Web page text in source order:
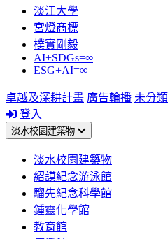
淡江大學
宮燈商標
樸實剛毅
AI+SDGs=∞
ESG+AI=∞
卓越及深耕計畫 廣告輪播 未分類
登入
淡水校園建築物
淡水校園建築物
紹謨紀念游泳館
騮先紀念科學館
鍾靈化學館
教育館